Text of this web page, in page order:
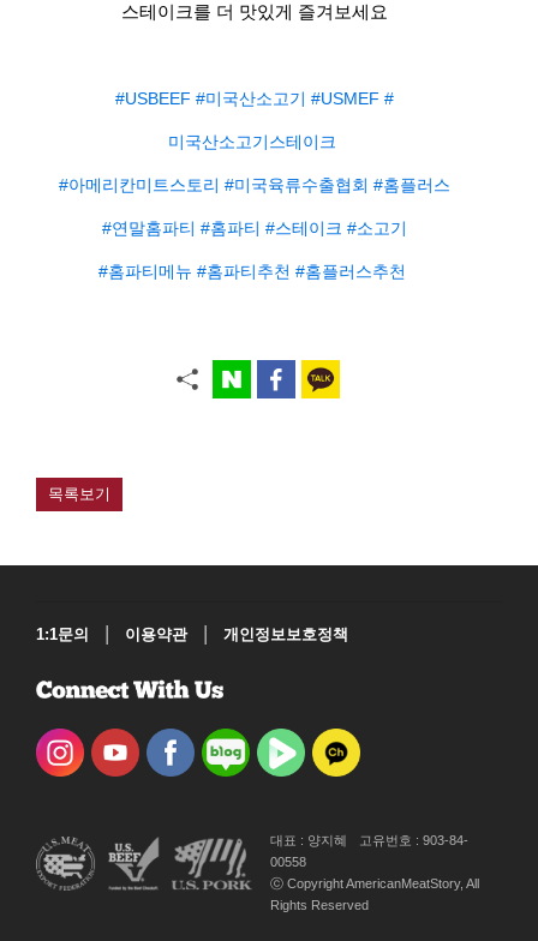
스테이크를 더 맛있게 즐겨보세요​
#USBEEF #미국산소고기 #USMEF #
미국산소고기스테이크 ​
#아메리칸미트스토리 #미국육류수출협회 #홈플러스​
#연말홈파티 #홈파티 #스테이크 #소고기​
#홈파티메뉴 #홈파티추천 #홈플러스추천
목록보기
1:1문의 | 이용약관 | 개인정보보호정책
대표 : 양지혜
고유번호 : 903-84-
00558
ⓒ Copyright AmericanMeatStory, All
Rights Reserved